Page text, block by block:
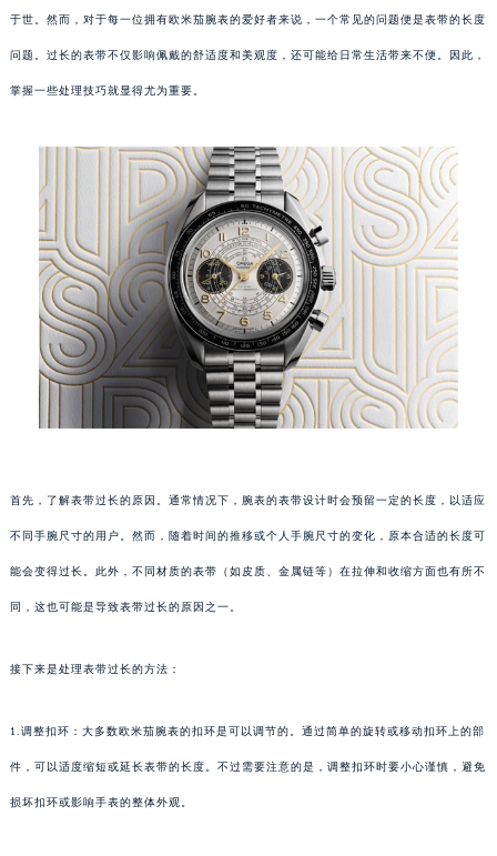
于世。然而，对于每一位拥有欧米茄腕表的爱好者来说，一个常见的问题便是表带的长度
问题。过长的表带不仅影响佩戴的舒适度和美观度，还可能给日常生活带来不便。因此，
掌握一些处理技巧就显得尤为重要。
首先，了解表带过长的原因。通常情况下，腕表的表带设计时会预留一定的长度，以适应
不同手腕尺寸的用户。然而，随着时间的推移或个人手腕尺寸的变化，原本合适的长度可
能会变得过长。此外，不同材质的表带（如皮质、金属链等）在拉伸和收缩方面也有所不
同，这也可能是导致表带过长的原因之一。
接下来是处理表带过长的方法：
1.调整扣环：大多数欧米茄腕表的扣环是可以调节的。通过简单的旋转或移动扣环上的部
件，可以适度缩短或延长表带的长度。不过需要注意的是，调整扣环时要小心谨慎，避免
损坏扣环或影响手表的整体外观。